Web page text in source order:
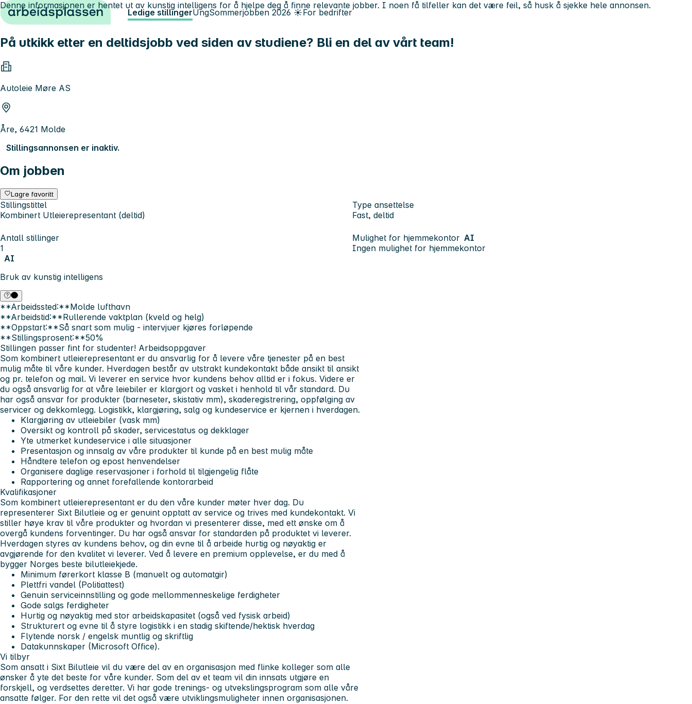
Hopp til innhold Ledige stillingerUngSommerjobben 2026 ☀️For bedrifter
På utkikk etter en deltidsjobb ved siden av studiene? Bli en del av vårt team!
Autoleie Møre AS
Åre, 6421 Molde
Stillingsannonsen er inaktiv.
Om jobben
Lagre favoritt
Stillingstittel
Kombinert Utleierepresentant (deltid)
Type ansettelse
Fast, deltid
Antall stillinger
1
Mulighet for hjemmekontor AI
Ingen mulighet for hjemmekontor
AI
Bruk av kunstig intelligens
Denne informasjonen er hentet ut av kunstig intelligens for å hjelpe deg å finne relevante jobber. I noen få tilfeller kan det være feil, så husk å sjekke hele annonsen.
**Arbeidssted:**Molde lufthavn
**Arbeidstid:**Rullerende vaktplan (kveld og helg)
**Oppstart:**Så snart som mulig - intervjuer kjøres forløpende
**Stillingsprosent:**50%
Stillingen passer fint for studenter! Arbeidsoppgaver
Som kombinert utleierepresentant er du ansvarlig for å levere våre tjenester på en best
mulig måte til våre kunder. Hverdagen består av utstrakt kundekontakt både ansikt til ansikt
og pr. telefon og mail. Vi leverer en service hvor kundens behov alltid er i fokus. Videre er
du også ansvarlig for at våre leiebiler er klargjort og vasket i henhold til vår standard. Du
har også ansvar for produkter (barneseter, skistativ mm), skaderegistrering, oppfølging av
servicer og dekkomlegg. Logistikk, klargjøring, salg og kundeservice er kjernen i hverdagen.
Klargjøring av utleiebiler (vask mm)
Oversikt og kontroll på skader, servicestatus og dekklager
Yte utmerket kundeservice i alle situasjoner
Presentasjon og innsalg av våre produkter til kunde på en best mulig måte
Håndtere telefon og epost henvendelser
Organisere daglige reservasjoner i forhold til tilgjengelig flåte
Rapportering og annet forefallende kontorarbeid
Kvalifikasjoner
Som kombinert utleierepresentant er du den våre kunder møter hver dag. Du
representerer Sixt Bilutleie og er genuint opptatt av service og trives med kundekontakt. Vi
stiller høye krav til våre produkter og hvordan vi presenterer disse, med ett ønske om å
overgå kundens forventinger. Du har også ansvar for standarden på produktet vi leverer.
Hverdagen styres av kundens behov, og din evne til å arbeide hurtig og nøyaktig er
avgjørende for den kvalitet vi leverer. Ved å levere en premium opplevelse, er du med å
bygger Norges beste bilutleiekjede.
Minimum førerkort klasse B (manuelt og automatgir)
Plettfri vandel (Politiattest)
Genuin serviceinnstilling og gode mellommenneskelige ferdigheter
Gode salgs ferdigheter
Hurtig og nøyaktig med stor arbeidskapasitet (også ved fysisk arbeid)
Strukturert og evne til å styre logistikk i en stadig skiftende/hektisk hverdag
Flytende norsk / engelsk muntlig og skriftlig
Datakunnskaper (Microsoft Office).
Vi tilbyr
Som ansatt i Sixt Bilutleie vil du være del av en organisasjon med flinke kolleger som alle
ønsker å yte det beste for våre kunder. Som del av et team vil din innsats utgjøre en
forskjell, og verdsettes deretter. Vi har gode trenings- og utvekslingsprogram som alle våre
ansatte følger. For den rette vil det også være utviklingsmuligheter innen organisasjonen.